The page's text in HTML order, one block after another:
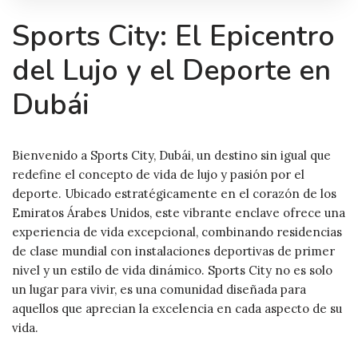
Sports City: El Epicentro
del Lujo y el Deporte en
Dubái
Bienvenido a Sports City, Dubái, un destino sin igual que
redefine el concepto de vida de lujo y pasión por el
deporte. Ubicado estratégicamente en el corazón de los
Emiratos Árabes Unidos, este vibrante enclave ofrece una
experiencia de vida excepcional, combinando residencias
de clase mundial con instalaciones deportivas de primer
nivel y un estilo de vida dinámico. Sports City no es solo
un lugar para vivir, es una comunidad diseñada para
aquellos que aprecian la excelencia en cada aspecto de su
vida.